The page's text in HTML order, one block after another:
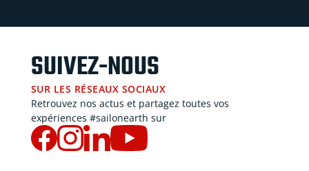
SUIVEZ-NOUS
SUR LES RÉSEAUX SOCIAUX
Retrouvez nos actus et partagez toutes vos
expériences #sailonearth sur